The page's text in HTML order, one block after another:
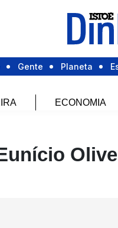
Gente Planeta
ECONOMIA